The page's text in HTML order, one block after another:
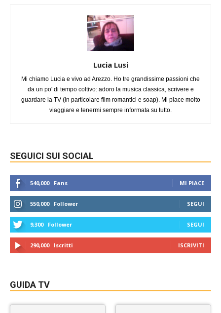
Lucia Lusi
Mi chiamo Lucia e vivo ad Arezzo. Ho tre grandissime passioni che
da un po' di tempo coltivo: adoro la musica classica, scrivere e
guardare la TV (in particolare film romantici e soap). Mi piace molto
viaggiare e tenermi sempre informata su tutto.
SEGUICI SUI SOCIAL
540,000 Fans MI PIACE
550,000 Follower SEGUI
9,300 Follower SEGUI
290,000 Iscritti ISCRIVITI
GUIDA TV